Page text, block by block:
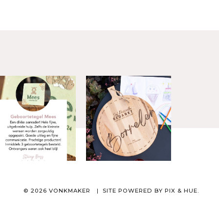
© 2026 VONKMAKER SITE POWERED BY PIX & HUE.